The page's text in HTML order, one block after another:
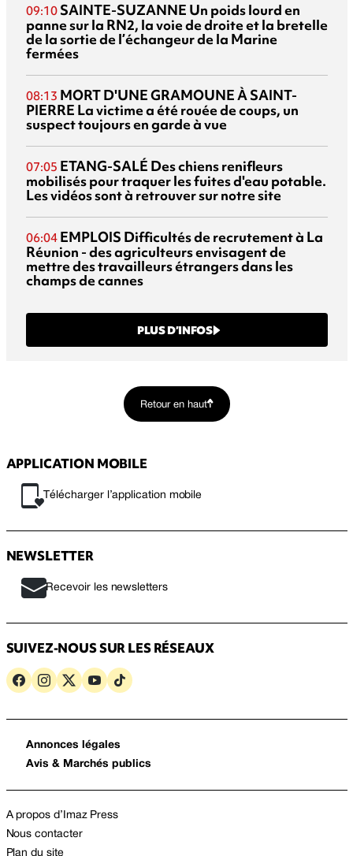
09:10 SAINTE-SUZANNE Un poids lourd en
panne sur la RN2, la voie de droite et la bretelle
de la sortie de l’échangeur de la Marine
fermées
08:13 MORT D'UNE GRAMOUNE À SAINT-
PIERRE La victime a été rouée de coups, un
suspect toujours en garde à vue
07:05 ETANG-SALÉ Des chiens renifleurs
mobilisés pour traquer les fuites d'eau potable.
Les vidéos sont à retrouver sur notre site
06:04 EMPLOIS Difficultés de recrutement à La
Réunion - des agriculteurs envisagent de
mettre des travailleurs étrangers dans les
champs de cannes
PLUS D’INFOS
Retour en haut
APPLICATION MOBILE
Télécharger l’application mobile
NEWSLETTER
Recevoir les newsletters
SUIVEZ-NOUS SUR LES RÉSEAUX
Annonces légales
Avis & Marchés publics
A propos d’Imaz Press
Nous contacter
Plan du site